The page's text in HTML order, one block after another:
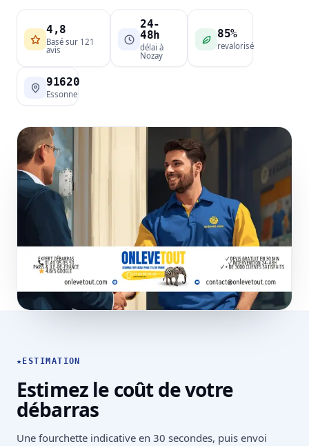
4,8
Basé sur 121
avis
24-
48h
délai à
Nozay
85%
revalorisé
91620
Essonne
★ ESTIMATION
Estimez le coût de votre
débarras
Une fourchette indicative en 30 secondes, puis envoi